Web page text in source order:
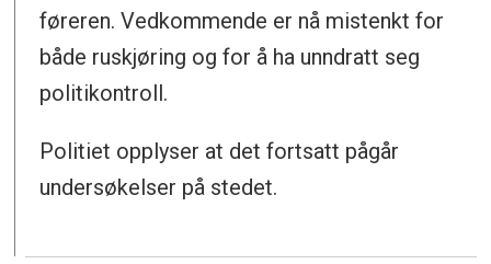
føreren. Vedkommende er nå mistenkt for
både ruskjøring og for å ha unndratt seg
politikontroll.
Politiet opplyser at det fortsatt pågår
undersøkelser på stedet.